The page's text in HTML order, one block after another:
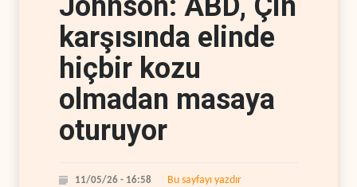
karşısında elinde
hiçbir kozu
olmadan masaya
oturuyor
11/05/26 - 16:58 Bu sayfayı yazdır